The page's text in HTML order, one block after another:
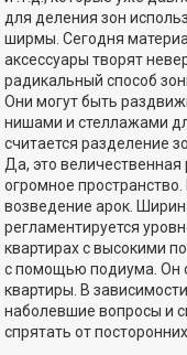
для деления зон
ширмы. Сегодня
аксессуары творят
радикальный способ
Они могут быть
нишами и стеллажами
считается разделение
Да, это величественная
огромное
возведение арок.
регламентируется
квартирах с высокими
с помощью подиума. Он
квартиры. В
наболевшие вопросы и
спрятать от